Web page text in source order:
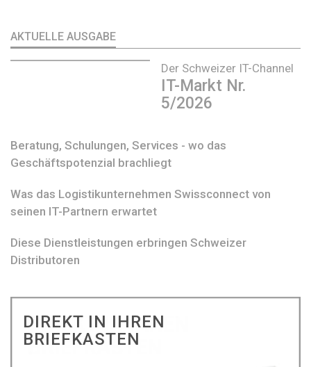
AKTUELLE AUSGABE
Der Schweizer IT-Channel
IT-Markt Nr.
5/2026
Beratung, Schulungen, Services - wo das
Geschäftspotenzial brachliegt
Was das Logistikunternehmen Swissconnect von
seinen IT-Partnern erwartet
Diese Dienstleistungen erbringen Schweizer
Distributoren
DIREKT IN IHREN
BRIEFKASTEN